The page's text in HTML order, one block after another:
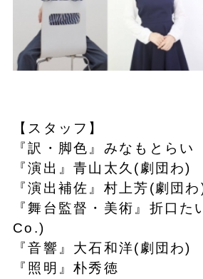
【スタッフ】
『訳・脚色』みなもとらい
『演出』青山太久(劇団わ)
『演出補佐』村上芳(劇団わ
『舞台監督・美術』折口
Co.)
『音響』大石和洋(劇団わ)
『照明』朴秀徳